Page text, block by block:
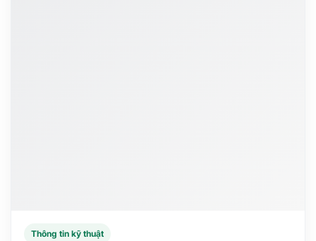
Thông tin kỹ thuật